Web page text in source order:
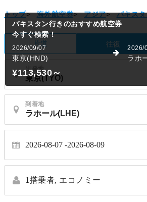
トップ> 海外航空券> アジア> パキス
片道 往復
出発地
到着地
2026-08-07 2026-08-09
1搭乗者, エコノミー
パキスタン行きのおすすめ航空券
今すぐ検索！
2026/09/07
東京(HND)
2026/
ラホ
¥113,530～